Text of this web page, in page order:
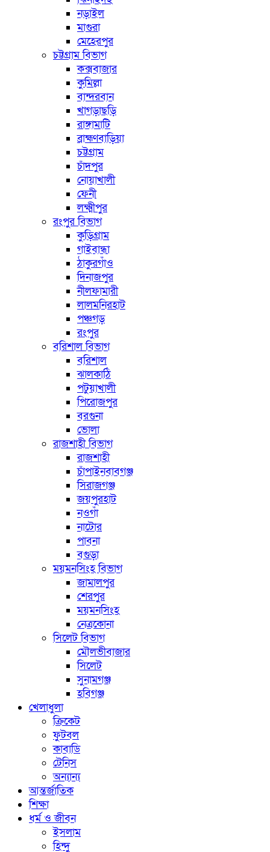
নড়াইল
মাগুরা
মেহেরপুর
চট্টগ্রাম বিভাগ
কক্সবাজার
কুমিল্লা
বান্দরবান
খাগড়াছড়ি
রাঙ্গামাটি
ব্রাহ্মণবাড়িয়া
চট্টগ্রাম
চাঁদপুর
নোয়াখালী
ফেনী
লক্ষ্মীপুর
রংপুর বিভাগ
কুড়িগ্রাম
গাইবান্ধা
ঠাকুরগাঁও
দিনাজপুর
নীলফামারী
লালমনিরহাট
পঞ্চগড়
রংপুর
বরিশাল বিভাগ
বরিশাল
ঝালকাঠি
পটুয়াখালী
পিরোজপুর
বরগুনা
ভোলা
রাজশাহী বিভাগ
রাজশাহী
চাঁপাইনবাবগঞ্জ
সিরাজগঞ্জ
জয়পুরহাট
নওগাঁ
নাটোর
পাবনা
বগুড়া
ময়মনসিংহ বিভাগ
জামালপুর
শেরপুর
ময়মনসিংহ
নেত্রকোনা
সিলেট বিভাগ
মৌলভীবাজার
সিলেট
সুনামগঞ্জ
হবিগঞ্জ
খেলাধুলা
ক্রিকেট
ফুটবল
কাবাডি
টেনিস
অন্যান্য
আন্তর্জাতিক
শিক্ষা
ধর্ম ও জীবন
ইসলাম
হিন্দু